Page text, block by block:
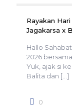
Rayakan
Jagakarsa x
Hallo
2026
Yuk, ajak si
Balita dan […]
0